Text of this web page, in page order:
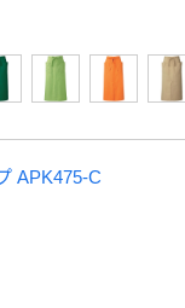
APK475-C